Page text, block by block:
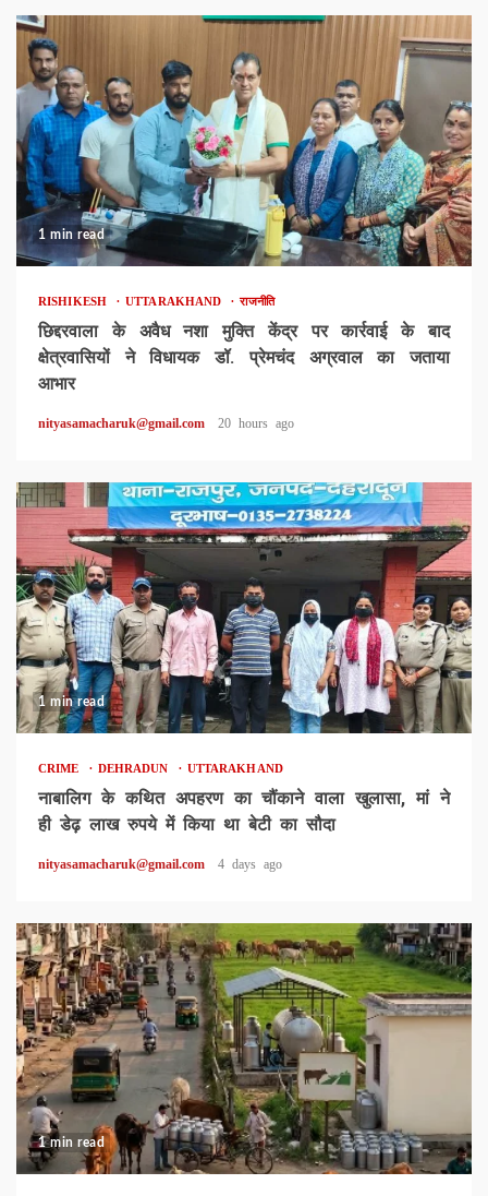
1 min read
RISHIKESH UTTARAKHAND राजनीति
छिद्दरवाला के अवैध नशा मुक्ति केंद्र पर कार्रवाई के बाद
क्षेत्रवासियों ने विधायक डॉ. प्रेमचंद अग्रवाल का जताया
आभार
nityasamacharuk@gmail.com 20 hours ago
1 min read
CRIME DEHRADUN UTTARAKHAND
नाबालिग के कथित अपहरण का चौंकाने वाला खुलासा, मां ने
ही डेढ़ लाख रुपये में किया था बेटी का सौदा
nityasamacharuk@gmail.com 4 days ago
1 min read